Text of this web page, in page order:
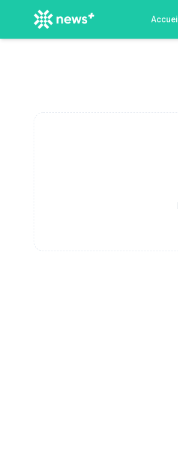
Accueil